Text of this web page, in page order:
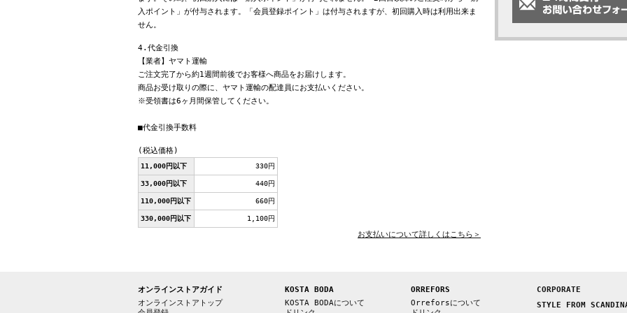
入ポイント」が付与されます。「会員登録ポイント」は付与されますが、初回購入時は利用出来ま
せん。
4.代金引換
【業者】ヤマト運輸
ご注文完了から約1週間前後でお客様へ商品をお届けします。
商品お受け取りの際に、ヤマト運輸の配達員にお支払いください。
※受領書は6ヶ月間保管してください。
■代金引換手数料
(税込価格)
11,000円以下 330円
33,000円以下 440円
110,000円以下 660円
330,000円以下 1,100円
お支払いについて詳しくはこちら＞
オンラインストアガイド
オンラインストアトップ
KOSTA BODA
KOSTA BODAについて
ORREFORS
Orreforsについて
CORPORATE
STYLE FROM